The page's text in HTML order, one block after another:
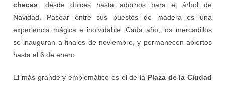
checas , desde dulces hasta adornos para el árbol de
Navidad. Pasear entre sus puestos de madera es una
experiencia mágica e inolvidable. Cada año, los mercadillos
se inauguran a finales de noviembre, y permanecen abiertos
hasta el 6 de enero.
El más grande y emblemático es el de la Plaza de la Ciudad